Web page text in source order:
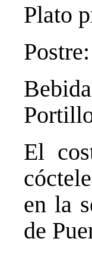
Plato
El
en la
de